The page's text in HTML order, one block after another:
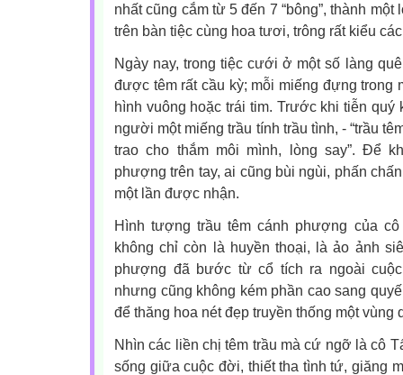
nhất cũng cắm từ 5 đến 7 “bông”, thành
trên bàn tiệc cùng hoa tươi, trông rất kiểu
Ngày nay, trong tiệc cưới ở một số làng
được têm rất cầu kỳ; mỗi miếng đựng trong
hình vuông hoặc trái tim. Trước khi tiễn quý
người một miếng trầu tính trầu tình, - “trầu
trao cho thắm môi mình, lòng say”. Để
phượng trên tay, ai cũng bùi ngùi, phấn
một lần được nhận.
Hình tượng trầu têm cánh phượng của
không chỉ còn là huyền thoại, là ảo ảnh
phượng đã bước từ cổ tích ra ngoài
nhưng cũng không kém phần cao sang
để thăng hoa nét đẹp truyền thống một vùng
Nhìn các liền chị têm trầu mà cứ ngỡ là cô
sống giữa cuộc đời, thiết tha tình tứ, giăng